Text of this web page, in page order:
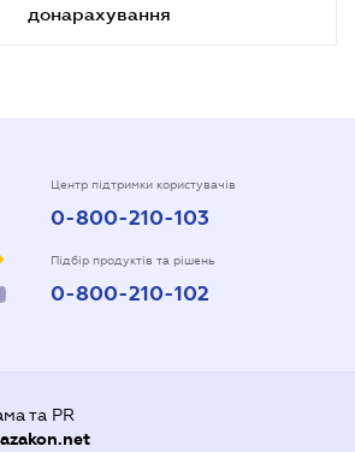
донарахування
Центр підтримки користувачів
0-800-210-103
Підбір продуктів та рішень
0-800-210-102
та PR